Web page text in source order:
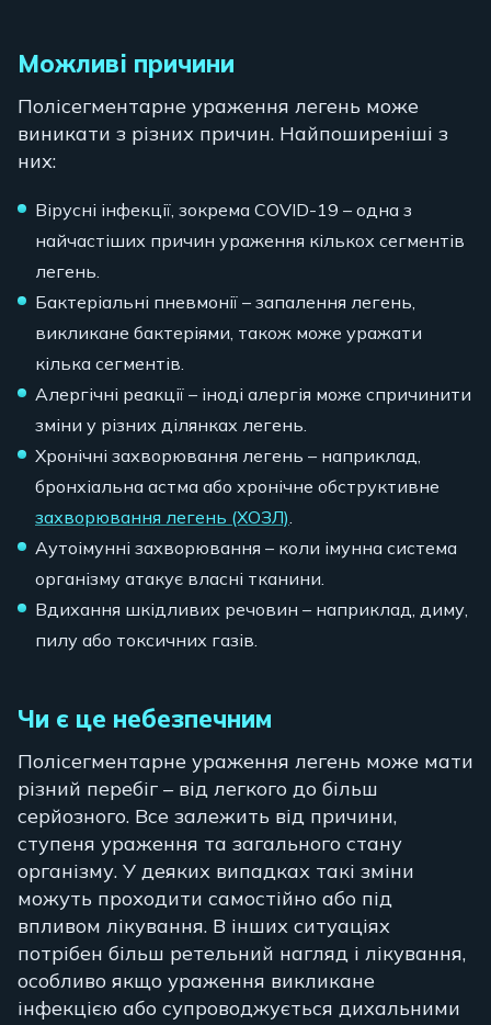
Можливі причини
Полісегментарне ураження легень може
виникати з різних причин. Найпоширеніші з
них:
Вірусні інфекції, зокрема COVID-19 – одна з
найчастіших причин ураження кількох сегментів
легень.
Бактеріальні пневмонії – запалення легень,
викликане бактеріями, також може уражати
кілька сегментів.
Алергічні реакції – іноді алергія може спричинити
зміни у різних ділянках легень.
Хронічні захворювання легень – наприклад,
бронхіальна астма або хронічне обструктивне
захворювання легень (ХОЗЛ)
Аутоімунні захворювання – коли імунна система
організму атакує власні тканини.
Вдихання шкідливих речовин – наприклад, диму,
пилу або токсичних газів.
Чи є це небезпечним
Полісегментарне ураження легень може мати
різний перебіг – від легкого до більш
серйозного. Все залежить від причини,
ступеня ураження та загального стану
організму. У деяких випадках такі зміни
можуть проходити самостійно або під
впливом лікування. В інших ситуаціях
потрібен більш ретельний нагляд і лікування,
особливо якщо ураження викликане
інфекцією або супроводжується дихальними